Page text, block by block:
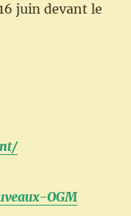
juin devant le
OGM